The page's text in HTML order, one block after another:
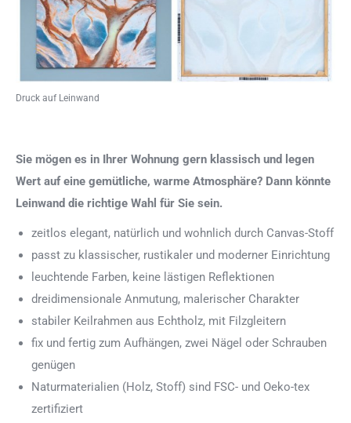
Druck auf Leinwand
Sie mögen es in Ihrer Wohnung gern klassisch und legen
Wert auf eine gemütliche, warme Atmosphäre? Dann könnte
Leinwand die richtige Wahl für Sie sein.
zeitlos elegant, natürlich und wohnlich durch Canvas-Stoff
passt zu klassischer, rustikaler und moderner Einrichtung
leuchtende Farben, keine lästigen Reflektionen
dreidimensionale Anmutung, malerischer Charakter
stabiler Keilrahmen aus Echtholz, mit Filzgleitern
fix und fertig zum Aufhängen, zwei Nägel oder Schrauben
genügen
Naturmaterialien (Holz, Stoff) sind FSC- und Oeko-tex
zertifiziert